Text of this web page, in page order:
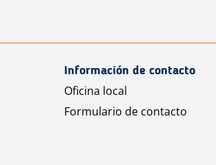
Información de contacto
Oficina local
Formulario de contacto